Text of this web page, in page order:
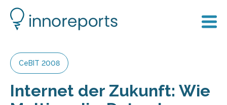
CeBIT 2008
Internet der Zukunft: Wie